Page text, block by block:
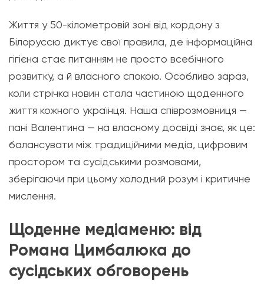
Життя у 50-кілометровій зоні від кордону з
Білоруссю диктує свої правила, де інформаційна
гігієна стає питанням не просто всебічного
розвитку, а й власного спокою. Особливо зараз,
коли стрічка новин стала частиною щоденного
життя кожного українця. Наша співрозмовниця —
пані Валентина — на власному досвіді знає, як це:
балансувати між традиційними медіа, цифровим
простором та сусідськими розмовами,
зберігаючи при цьому холодний розум і критичне
мислення.
Щоденне медіаменю: від
Романа Цимбалюка до
сусідських обговорень